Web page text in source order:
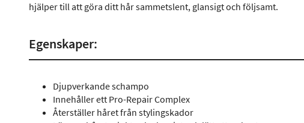
hjälper till att göra ditt hår sammetslent, glansigt och följsamt.
Egenskaper:
Djupverkande schampo
Innehåller ett Pro-Repair Complex
Återställer håret från stylingskador